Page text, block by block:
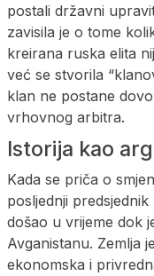
postali državni
zavisila je o tome
kreirana ruska elita
već se stvorila
klan ne postane
vrhovnog arbitra.
Istorija kao
Kada se priča o
posljednji
došao u vrijeme dok
Avganistanu. Zemlja
ekonomska i